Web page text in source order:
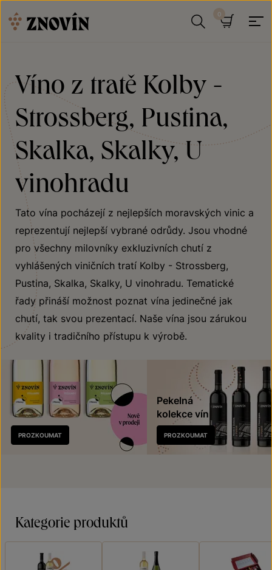
Víno z tratě Kolby -
Strossberg, Pustina,
Skalka, Skalky, U
vinohradu
Tato vína pocházejí z nejlepších moravských vinic a
reprezentují nejlepší vybrané odrůdy. Jsou vhodné
pro všechny milovníky exkluzivních chutí z
vyhlášených viničních tratí Kolby - Strossberg,
Pustina, Skalka, Skalky, U vinohradu. Tematické
řady přináší možnost poznat vína jedinečné jak
chutí, tak svou prezentací. Naše vína jsou zárukou
kvality i tradičního přístupu k výrobě.
Nově
v prodeji
PROZKOUMAT
Pekelná
kolekce vín
PROZKOUMAT
Kategorie produktů